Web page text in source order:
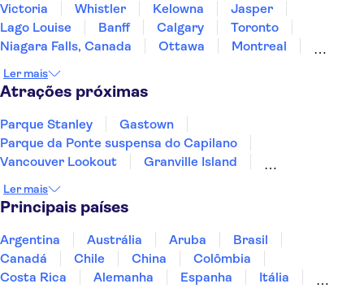
Victoria Whistler Kelowna
Jasper
Lago Louise
Banff Calgary
Toronto
Niagara Falls, Canada
Ottawa
Montreal
Ilha do Príncipe Eduardo
Ler mais
Atrações próximas
Parque Stanley
Gastown
Parque da Ponte suspensa do Capilano
Vancouver Lookout
Granville Island
Ler mais
Principais países
Argentina Austrália Aruba
Brasil
Canadá
Chile China
Colômbia
Costa Rica
Alemanha Espanha
Itália